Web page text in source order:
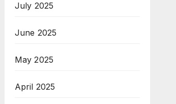
July 2025
June 2025
May 2025
April 2025